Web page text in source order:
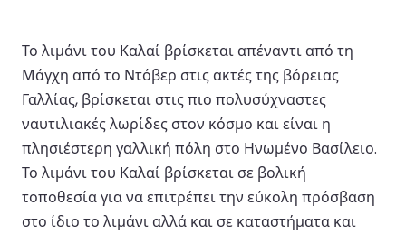
Το λιμάνι του Καλαί βρίσκεται απέναντι από τη
Μάγχη από το Ντόβερ στις ακτές της βόρειας
Γαλλίας, βρίσκεται στις πιο πολυσύχναστες
ναυτιλιακές λωρίδες στον κόσμο και είναι η
πλησιέστερη γαλλική πόλη στο Ηνωμένο Βασίλειο.
Το λιμάνι του Καλαί βρίσκεται σε βολική
τοποθεσία για να επιτρέπει την εύκολη πρόσβαση
στο ίδιο το λιμάνι αλλά και σε καταστήματα και